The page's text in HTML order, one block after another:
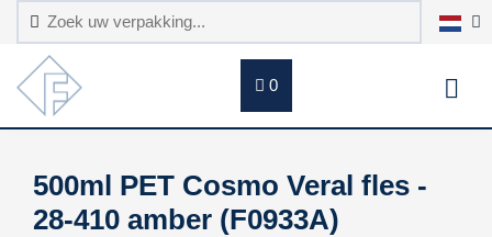
0
500ml PET Cosmo Veral fles -
28-410 amber (F0933A)